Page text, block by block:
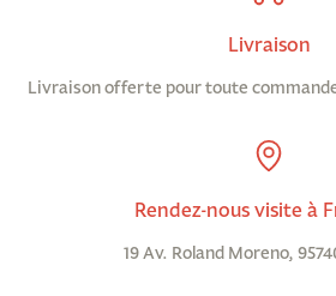
Livraison
Livraison offerte pour toute
Rendez-nous visite à
19 Av. Roland Moreno,